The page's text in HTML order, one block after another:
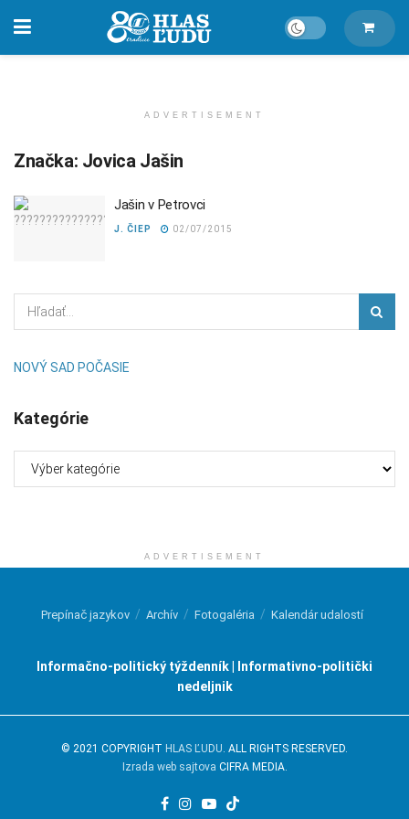
ADVERTISEMENT
Značka: Jovica Jašin
Jašin v Petrovci
J. ČIEP 02/07/2015
NOVÝ SAD POČASIE
Kategórie
ADVERTISEMENT
Prepínač jazykov Archív Fotogaléria Kalendár udalostí
Informačno-politický týždenník | Informativno-politički
nedeljnik
© 2021 COPYRIGHT HLAS ĽUDU . ALL RIGHTS RESERVED.
Izrada web sajtova CIFRA MEDIA.